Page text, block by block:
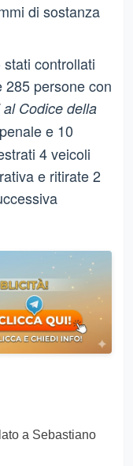
di sostanza
controllati
persone con
Codice della
e 10
4 veicoli
e ritirate 2
a Sebastiano